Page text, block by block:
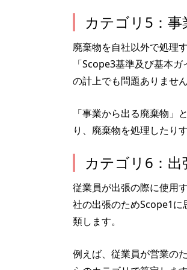
カテゴリ5：
廃棄物を自社以外で処理
「Scope3基準及び基本
の計上でも問題ありません
「事業から出る廃棄物
り、廃棄物を処理したり
カテゴリ6：出
従業員が出張の際に使用
社の出張のためScope1
類します。
例えば、従業員が営業の